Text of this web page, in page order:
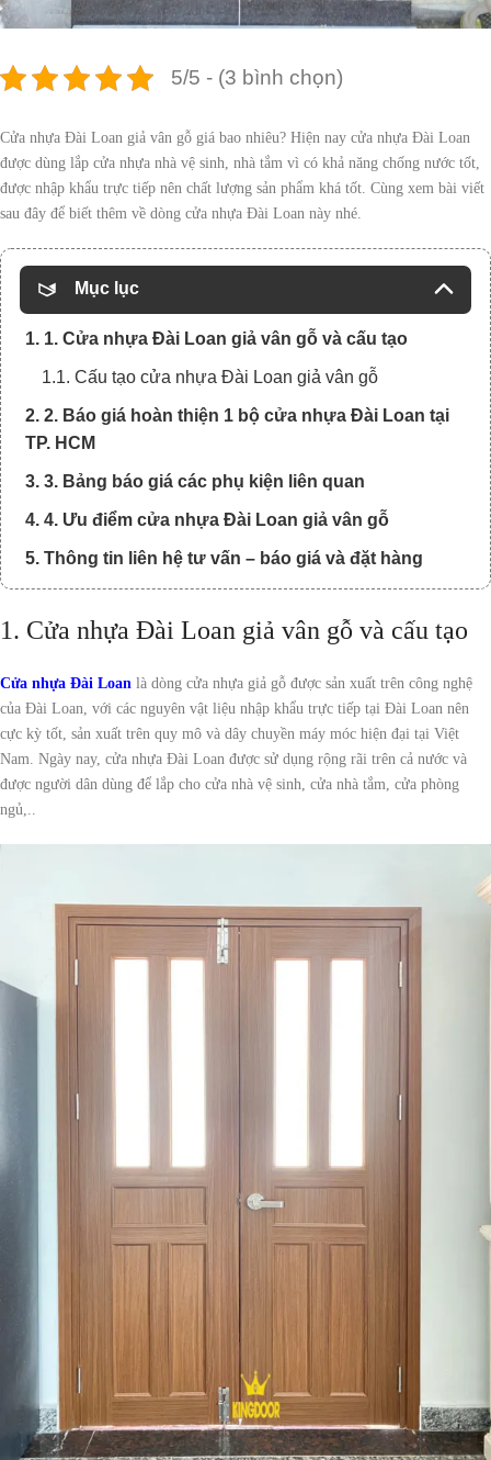
5/5 - (3 bình chọn)
Cửa nhựa Đài Loan giả vân gỗ giá bao nhiêu? Hiện nay cửa nhựa Đài Loan
được dùng lắp cửa nhựa nhà vệ sinh, nhà tắm vì có khả năng chống nước tốt,
được nhập khẩu trực tiếp nên chất lượng sản phẩm khá tốt. Cùng xem bài viết
sau đây để biết thêm về dòng cửa nhựa Đài Loan này nhé.
Mục lục
1. 1. Cửa nhựa Đài Loan giả vân gỗ và cấu tạo
1.1. Cấu tạo cửa nhựa Đài Loan giả vân gỗ
2. 2. Báo giá hoàn thiện 1 bộ cửa nhựa Đài Loan tại
TP. HCM
3. 3. Bảng báo giá các phụ kiện liên quan
4. 4. Ưu điểm cửa nhựa Đài Loan giả vân gỗ
5. Thông tin liên hệ tư vấn – báo giá và đặt hàng
1. Cửa nhựa Đài Loan giả vân gỗ và cấu tạo
Cửa nhựa Đài Loan là dòng cửa nhựa giả gỗ được sản xuất trên công nghệ
của Đài Loan, với các nguyên vật liệu nhập khẩu trực tiếp tại Đài Loan nên
cực kỳ tốt, sản xuất trên quy mô và dây chuyền máy móc hiện đại tại Việt
Nam. Ngày nay, cửa nhựa Đài Loan được sử dụng rộng rãi trên cả nước và
được người dân dùng để lắp cho cửa nhà vệ sinh, cửa nhà tắm, cửa phòng
ngủ,..